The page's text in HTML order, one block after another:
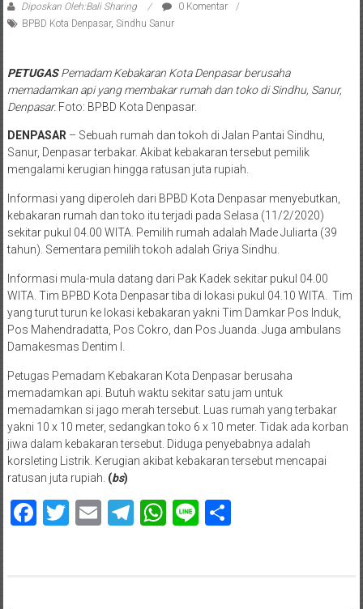
Diposkan Oleh:Bali Sharing
0 Komentar
BPBD Kota Denpasar, Sindhu Sanur
PETUGASPemadam Kebakaran Kota Denpasar berusaha
memadamkan api yang membakar rumah dan toko di Sindhu, Sanur,
Denpasar.Foto: BPBD Kota Denpasar.
DENPASAR – Sebuah rumah dan tokoh di Jalan Pantai Sindhu,
Sanur, Denpasar terbakar. Akibat kebakaran tersebut pemilik
mengalami kerugian hingga ratusan juta rupiah.
Informasi yang diperoleh dari BPBD Kota Denpasar menyebutkan,
kebakaran rumah dan toko itu terjadi pada Selasa (11/2/2020)
sekitar pukul 04.00 WITA. Pemilih rumah adalah Made Juliarta (39
tahun). Sementara pemilih tokoh adalah Griya Sindhu.
Informasi mula-mula datang dari Pak Kadek sekitar pukul 04.00
WITA. Tim BPBD Kota Denpasar tiba di lokasi pukul 04.10 WITA. Tim
yang turut turun ke lokasi kebakaran yakni Tim Damkar Pos Induk,
Pos Mahendradatta, Pos Cokro, dan Pos Juanda. Juga ambulans
Damakesmas Dentim I.
Petugas Pemadam Kebakaran Kota Denpasar berusaha
memadamkan api. Butuh waktu sekitar satu jam untuk
memadamkan si jago merah tersebut. Luas rumah yang terbakar
yakni 10 x 10 meter, sedangkan toko 6 x 10 meter. Tidak ada korban
jiwa dalam kebakaran tersebut. Diduga penyebabnya adalah
korsleting Listrik. Kerugian akibat kebakaran tersebut mencapai
ratusan juta rupiah. (bs)
Facebook
Twitter
EmailTelegram
WhatsApp
LineShare